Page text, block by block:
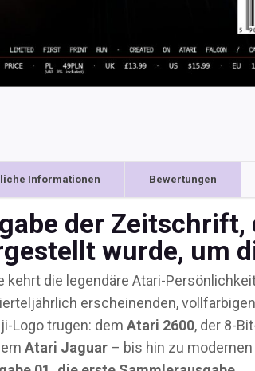
Informationen Bewertungen
der Zeitschrift,
wurde, um
kehrt die legendäre Atari-
erscheinenden,
Logo trugen: dem Atari 2600, der 8-
Atari Jaguar – bis hin zu